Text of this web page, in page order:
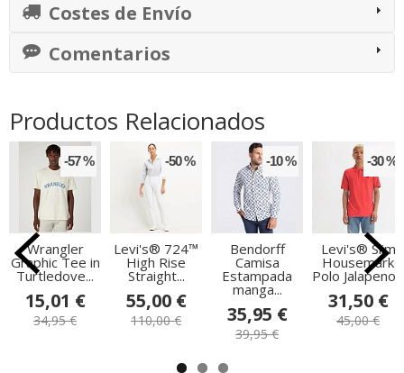
Costes de Envío
Comentarios
Productos Relacionados
-57 %
Wrangler
Graphic Tee in
Turtledove...
15,01 €
34,95 €
-50 %
Levi's® 724™
High Rise
Straight...
55,00 €
110,00 €
-10 %
Bendorff
Camisa
Estampada
manga...
35,95 €
39,95 €
-30 %
Levi's® Slim
Housemark
Polo Jalapeno...
31,50 €
45,00 €